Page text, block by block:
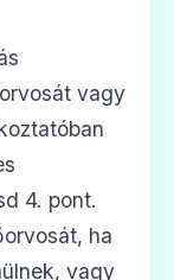
vagy
4. pont.
ha
vagy